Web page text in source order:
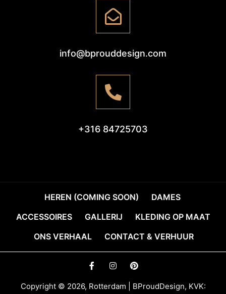
info@bprouddesign.com
+316 84725703
HEREN (COMING SOON)
DAMES
ACCESSOIRES
GALLERIJ
KLEDING OP MAAT
ONS VERHAAL
CONTACT & VERHUUR
Copyright © 2026, Rotterdam | BProudDesign, KVK: